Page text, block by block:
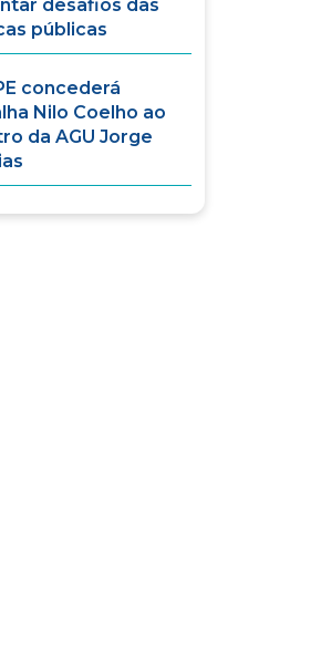
desafios das
públicas
concederá
Nilo Coelho ao
da AGU Jorge